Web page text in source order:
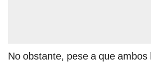
No obstante, pese a que ambos